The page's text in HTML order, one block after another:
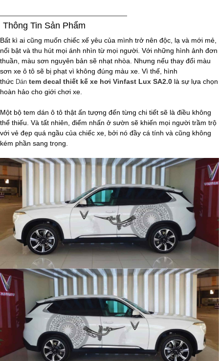
Thông Tin Sản Phẩm
Bất kì ai cũng muốn chiếc xế yêu của mình trở nên độc, lạ và mới mẻ,
nổi bật và thu hút mọi ánh nhìn từ mọi người. Với những hình ảnh đơn
thuần, màu sơn nguyên bản sẽ nhạt nhòa. Nhưng nếu thay đổi màu
sơn xe ô tô sẽ bị phạt vì không đúng màu xe. Vì thế, hình
thức Dán tem decal thiết kế xe hơi Vinfast Lux SA2.0 là sự lựa chọn
hoàn hảo cho giới chơi xe.
Một bộ tem dán ô tô thật ấn tượng đến từng chi tiết sẽ là điều không
thể thiếu. Và tất nhiên, điểm nhấn ở sườn sẽ khiến mọi người trầm trộ
với vẻ đẹp quá ngầu của chiếc xe, bởi nó đầy cá tính và cũng không
kém phần sang trọng.